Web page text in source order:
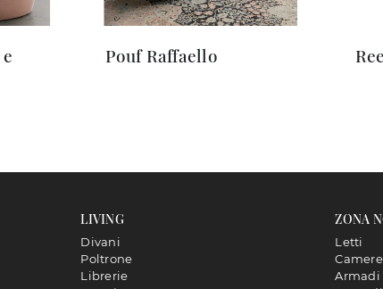
Pouf Raffaello
LIVING
Divani
Poltrone
Librerie
ZONA
Letti
Armadi